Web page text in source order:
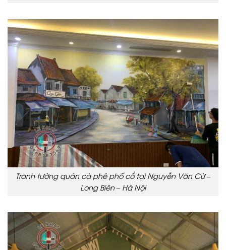
Tranh tường quán cà phê phố cổ tại Nguyễn Văn Cừ –
Long Biên – Hà Nội